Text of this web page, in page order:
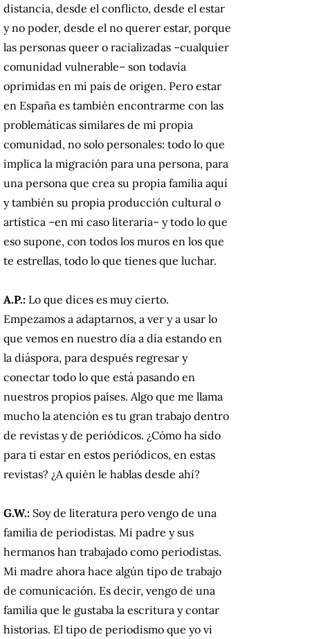
distancia, desde el conflicto, desde el estar
y no poder, desde el no querer estar, porque
las personas queer o racializadas –cualquier
comunidad vulnerable– son todavía
oprimidas en mi país de origen. Pero estar
en España es también encontrarme con las
problemáticas similares de mi propia
comunidad, no solo personales: todo lo que
implica la migración para una persona, para
una persona que crea su propia familia aquí
y también su propia producción cultural o
artística –en mi caso literaria– y todo lo que
eso supone, con todos los muros en los que
te estrellas, todo lo que tienes que luchar.
A.P.: Lo que dices es muy cierto.
Empezamos a adaptarnos, a ver y a usar lo
que vemos en nuestro día a día estando en
la diáspora, para después regresar y
conectar todo lo que está pasando en
nuestros propios países. Algo que me llama
mucho la atención es tu gran trabajo dentro
de revistas y de periódicos. ¿Cómo ha sido
para ti estar en estos periódicos, en estas
revistas? ¿A quién le hablas desde ahí?
G.W.: Soy de literatura pero vengo de una
familia de periodistas. Mi padre y sus
hermanos han trabajado como periodistas.
Mi madre ahora hace algún tipo de trabajo
de comunicación. Es decir, vengo de una
familia que le gustaba la escritura y contar
historias. El tipo de periodismo que yo vi